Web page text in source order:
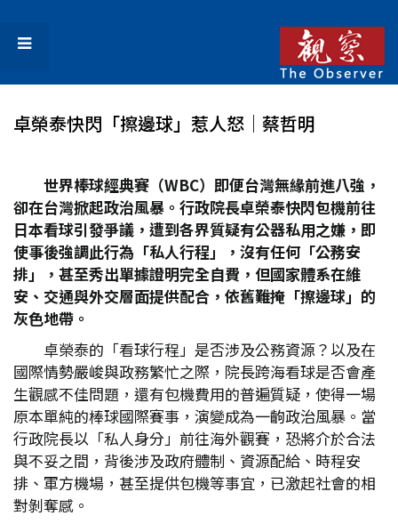
卓榮泰快閃「擦邊球」惹人怒│蔡哲明
世界棒球經典賽（WBC）即便台灣無緣前進八強，
卻在台灣掀起政治風暴。行政院長卓榮泰快閃包機前往
日本看球引發爭議，遭到各界質疑有公器私用之嫌，即
使事後強調此行為「私人行程」，沒有任何「公務安
排」，甚至秀出單據證明完全自費，但國家體系在維
安、交通與外交層面提供配合，依舊難掩「擦邊球」的
灰色地帶。
卓榮泰的「看球行程」是否涉及公務資源？以及在
國際情勢嚴峻與政務繁忙之際，院長跨海看球是否會產
生觀感不佳問題，還有包機費用的普遍質疑，使得一場
原本單純的棒球國際賽事，演變成為一齣政治風暴。當
行政院長以「私人身分」前往海外觀賽，恐將介於合法
與不妥之間，背後涉及政府體制、資源配給、時程安
排、軍方機場，甚至提供包機等事宜，已激起社會的相
對剝奪感。